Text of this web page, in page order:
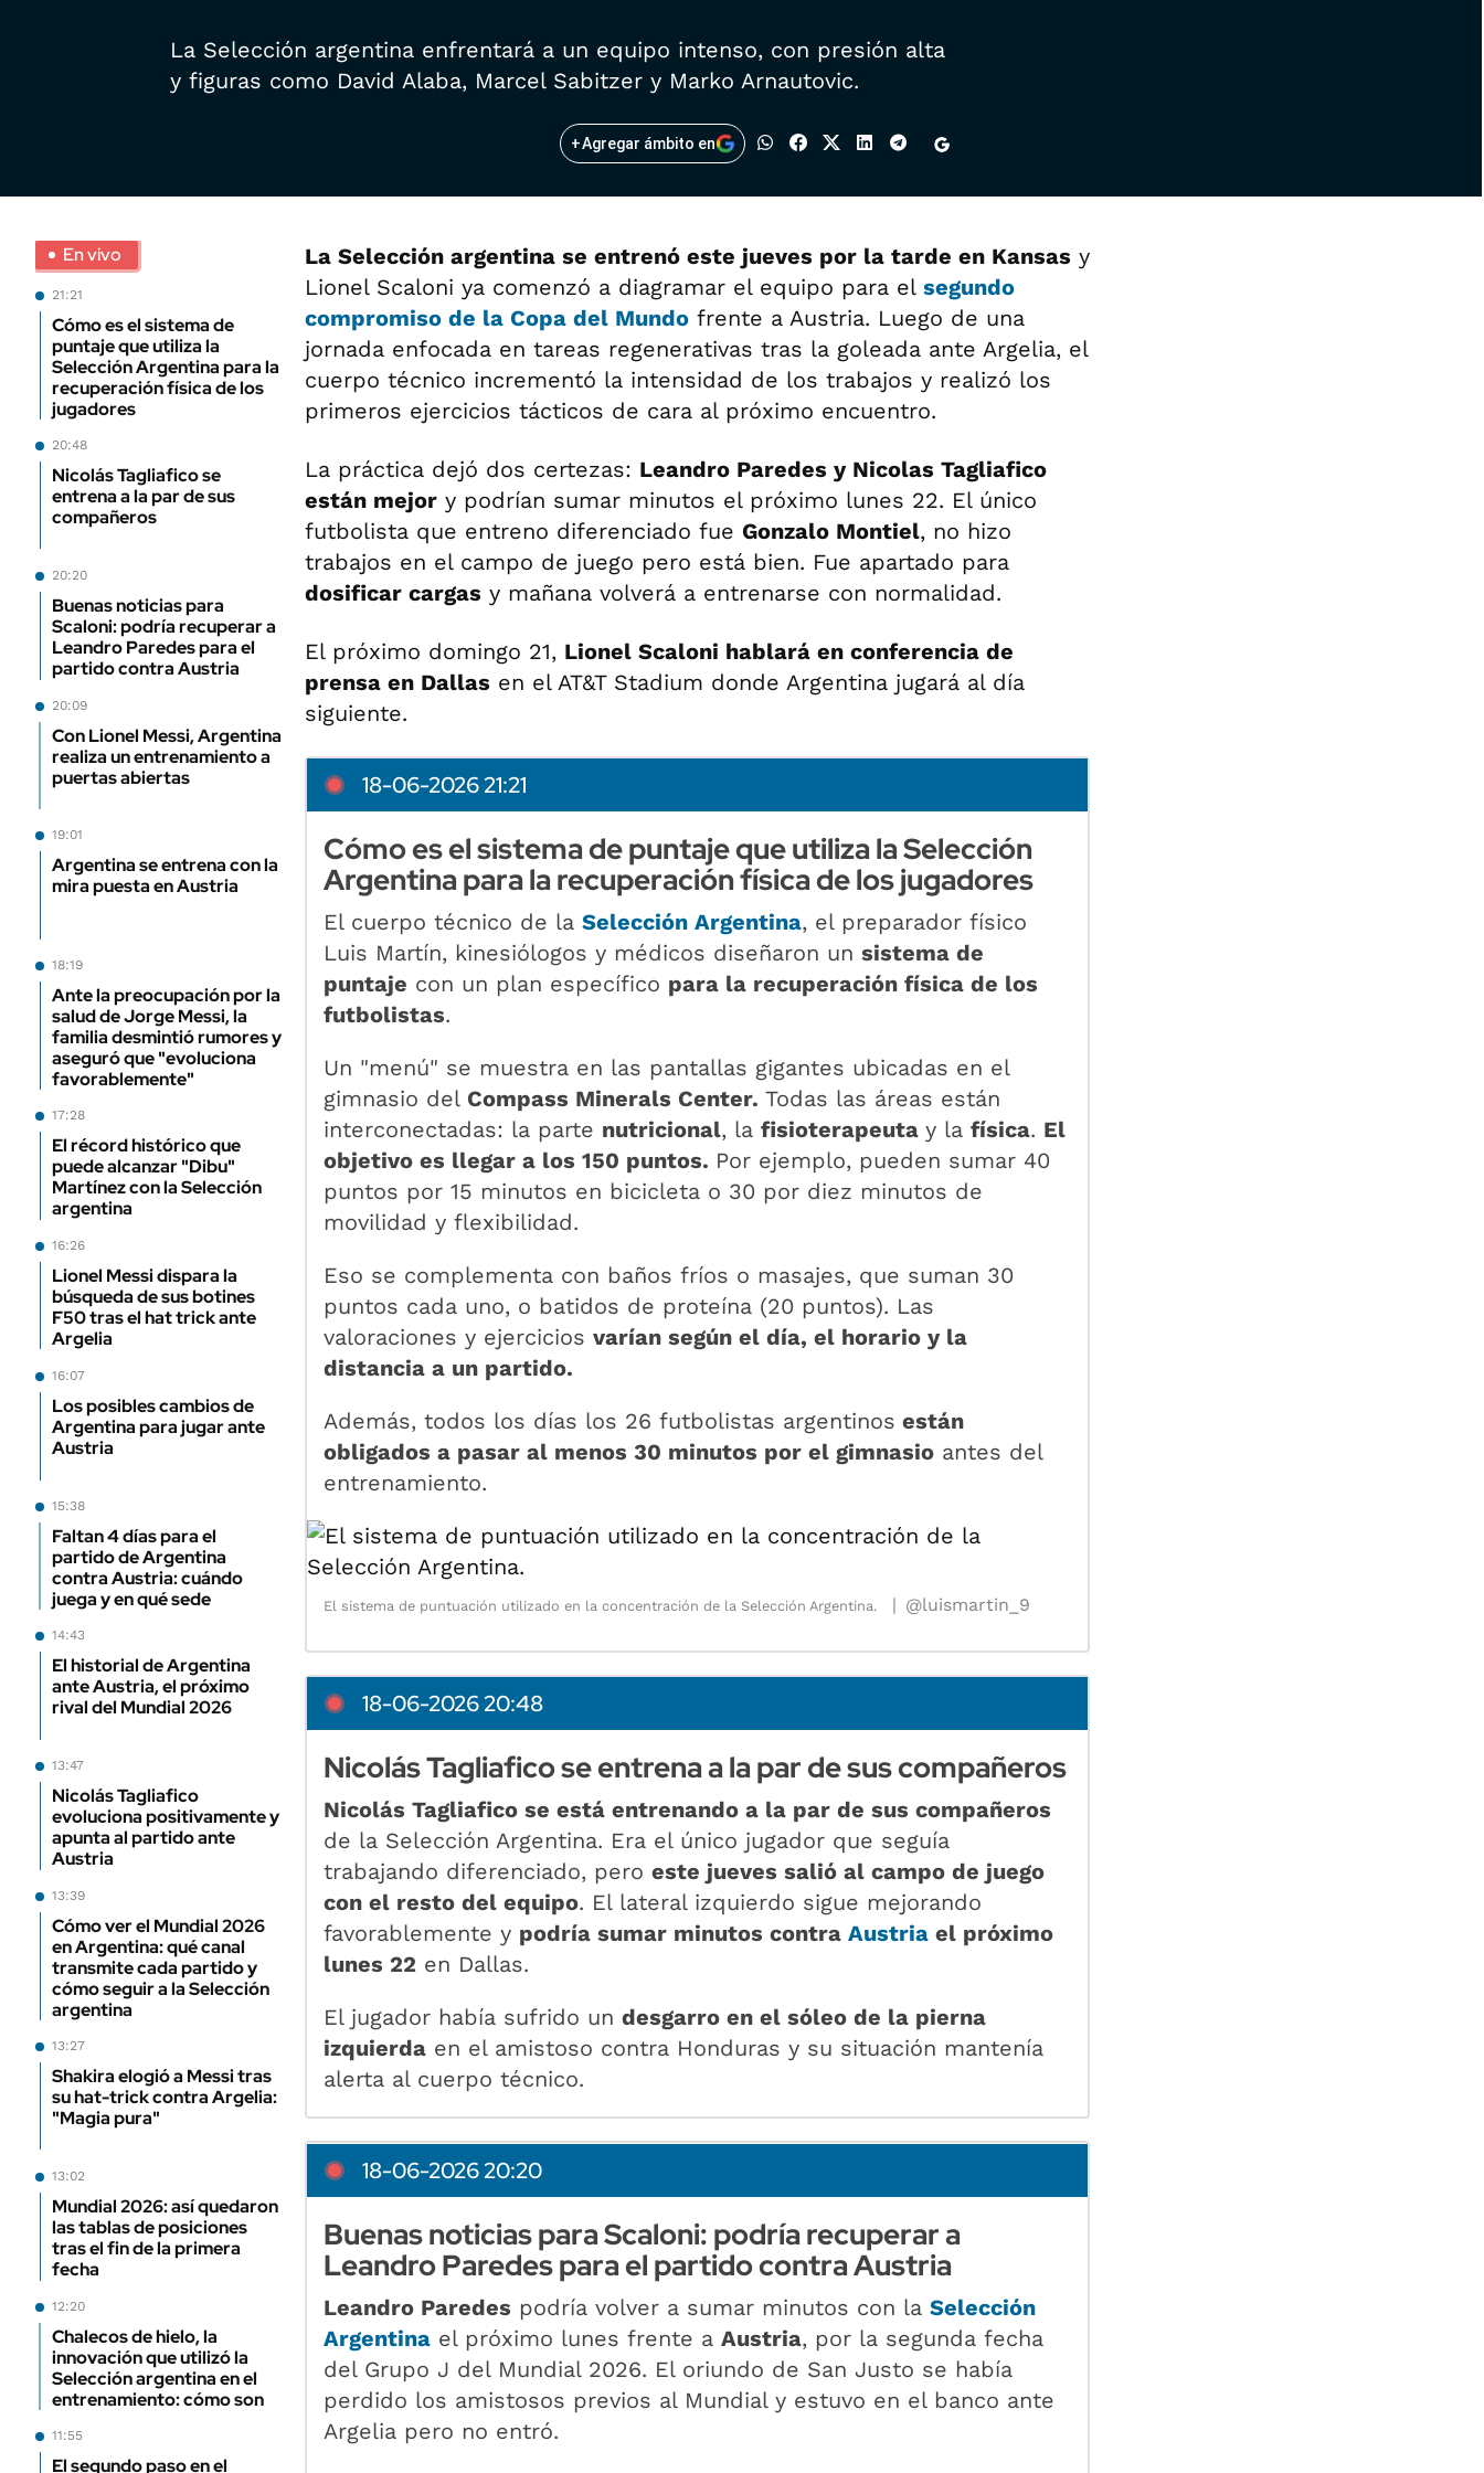
La Selección argentina enfrentará a un equipo intenso, con presión alta
y figuras como David Alaba, Marcel Sabitzer y Marko Arnautovic.
+Agregar ámbito en
En vivo
21:21
Cómo es el sistema de
puntaje que utiliza la
Selección Argentina para la
recuperación física de los
jugadores
20:48
Nicolás Tagliafico se
entrena a la par de sus
compañeros
20:20
Buenas noticias para
Scaloni: podría recuperar a
Leandro Paredes para el
partido contra Austria
20:09
Con Lionel Messi, Argentina
realiza un entrenamiento a
puertas abiertas
19:01
Argentina se entrena con la
mira puesta en Austria
18:19
Ante la preocupación por la
salud de Jorge Messi, la
familia desmintió rumores y
aseguró que "evoluciona
favorablemente"
17:28
El récord histórico que
puede alcanzar "Dibu"
Martínez con la Selección
argentina
16:26
Lionel Messi dispara la
búsqueda de sus botines
F50 tras el hat trick ante
Argelia
16:07
Los posibles cambios de
Argentina para jugar ante
Austria
15:38
Faltan 4 días para el
partido de Argentina
contra Austria: cuándo
juega y en qué sede
14:43
El historial de Argentina
ante Austria, el próximo
rival del Mundial 2026
13:47
Nicolás Tagliafico
evoluciona positivamente y
apunta al partido ante
Austria
13:39
Cómo ver el Mundial 2026
en Argentina: qué canal
transmite cada partido y
cómo seguir a la Selección
argentina
13:27
Shakira elogió a Messi tras
su hat-trick contra Argelia:
"Magia pura"
13:02
Mundial 2026: así quedaron
las tablas de posiciones
tras el fin de la primera
fecha
12:20
Chalecos de hielo, la
innovación que utilizó la
Selección argentina en el
entrenamiento: cómo son
11:55
El segundo paso en el
La Selección argentina se entrenó este jueves por la tarde en Kansas y
Lionel Scaloni ya comenzó a diagramar el equipo para el segundo
compromiso de la Copa del Mundofrente a Austria. Luego de una
jornada enfocada en tareas regenerativas tras la goleada ante Argelia, el
cuerpo técnico incrementó la intensidad de los trabajos y realizó los
primeros ejercicios tácticos de cara al próximo encuentro.
La práctica dejó dos certezas: Leandro Paredes y Nicolas Tagliafico
están mejory podrían sumar minutos el próximo lunes 22. El único
futbolista que entreno diferenciado fue Gonzalo Montiel, no hizo
trabajos en el campo de juego pero está bien. Fue apartado para
dosificar cargas y mañana volverá a entrenarse con normalidad.
El próximo domingo 21, Lionel Scaloni hablará en conferencia de
prensa en Dallas en el AT&T Stadium donde Argentina jugará al día
siguiente.
18-06-2026 21:21
Cómo es el sistema de puntaje que utiliza la Selección
Argentina para la recuperación física de los jugadores
El cuerpo técnico de la Selección Argentina, el preparador físico
Luis Martín, kinesiólogos y médicos diseñaron un sistema de
puntaje con un plan específico para la recuperación física de los
futbolistas.
Un "menú" se muestra en las pantallas gigantes ubicadas en el
gimnasio del Compass Minerals Center. Todas las áreas están
interconectadas: la parte nutricional, la fisioterapeuta y la física. El
objetivo es llegar a los 150 puntos. Por ejemplo, pueden sumar 40
puntos por 15 minutos en bicicleta o 30 por diez minutos de
movilidad y flexibilidad.
Eso se complementa con baños fríos o masajes, que suman 30
puntos cada uno, o batidos de proteína (20 puntos). Las
valoraciones y ejercicios varían según el día, el horario y la
distancia a un partido.
Además, todos los días los 26 futbolistas argentinos están
obligados a pasar al menos 30 minutos por el gimnasioantes del
entrenamiento.
El sistema de puntuación utilizado en la concentración de la Selección Argentina. @luismartin_9
18-06-2026 20:48
Nicolás Tagliafico se entrena a la par de sus compañeros
Nicolás Tagliafico se está entrenando a la par de sus compañeros
de la Selección Argentina. Era el único jugador que seguía
trabajando diferenciado, pero este jueves salió al campo de juego
con el resto del equipo. El lateral izquierdo sigue mejorando
favorablemente y podría sumar minutos contra Austria el próximo
lunes 22 en Dallas.
El jugador había sufrido un desgarro en el sóleo de la pierna
izquierdaen el amistoso contra Honduras y su situación mantenía
alerta al cuerpo técnico.
18-06-2026 20:20
Buenas noticias para Scaloni: podría recuperar a
Leandro Paredes para el partido contra Austria
Leandro Paredes podría volver a sumar minutos con la Selección
Argentinael próximo lunes frente a Austria, por la segunda fecha
del Grupo J del Mundial 2026. El oriundo de San Justo se había
perdido los amistosos previos al Mundial y estuvo en el banco ante
Argelia pero no entró.